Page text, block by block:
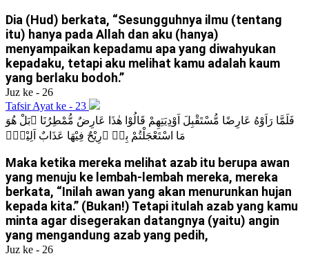
Dia (Hud) berkata, “Sesungguhnya ilmu (tentang
itu) hanya pada Allah dan aku (hanya)
menyampaikan kepadamu apa yang diwahyukan
kepadaku, tetapi aku melihat kamu adalah kaum
yang berlaku bodoh.”
Juz ke - 26
Tafsir Ayat ke - 23
فَلَمَّا رَاَوْهُ عَارِضًا مُّسْتَقْبِلَ اَوْدِيَتِهِمْ قَالُوْا هٰذَا عَارِضٌ مُّمْطِرُنَا ۗبَلْ هُوَ
مَا اسْتَعْجَلْتُمْ بِهٖ ۗرِيْحٌ فِيْهَا عَذَابٌ اَلِيْمٌۙ
Maka ketika mereka melihat azab itu berupa awan
yang menuju ke lembah-lembah mereka, mereka
berkata, “Inilah awan yang akan menurunkan hujan
kepada kita.” (Bukan!) Tetapi itulah azab yang kamu
minta agar disegerakan datangnya (yaitu) angin
yang mengandung azab yang pedih,
Juz ke - 26